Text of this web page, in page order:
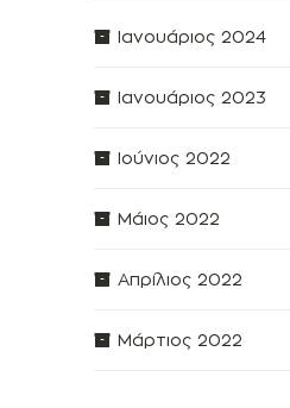
Ιανουάριος 2024
Ιανουάριος 2023
Ιούνιος 2022
Μάιος 2022
Απρίλιος 2022
Μάρτιος 2022